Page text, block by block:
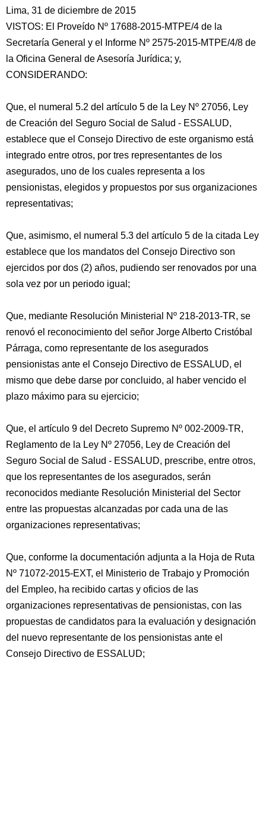
Lima, 31 de diciembre de 2015
VISTOS: El Proveído Nº 17688-2015-MTPE/4 de la
Secretaría General y el Informe Nº 2575-2015-MTPE/4/8 de
la Oficina General de Asesoría Jurídica; y,
CONSIDERANDO:
Que, el numeral 5.2 del artículo 5 de la Ley Nº 27056, Ley
de Creación del Seguro Social de Salud - ESSALUD,
establece que el Consejo Directivo de este organismo está
integrado entre otros, por tres representantes de los
asegurados, uno de los cuales representa a los
pensionistas, elegidos y propuestos por sus organizaciones
representativas;
Que, asimismo, el numeral 5.3 del artículo 5 de la citada Ley
establece que los mandatos del Consejo Directivo son
ejercidos por dos (2) años, pudiendo ser renovados por una
sola vez por un periodo igual;
Que, mediante Resolución Ministerial Nº 218-2013-TR, se
renovó el reconocimiento del señor Jorge Alberto Cristóbal
Párraga, como representante de los asegurados
pensionistas ante el Consejo Directivo de ESSALUD, el
mismo que debe darse por concluido, al haber vencido el
plazo máximo para su ejercicio;
Que, el artículo 9 del Decreto Supremo Nº 002-2009-TR,
Reglamento de la Ley Nº 27056, Ley de Creación del
Seguro Social de Salud - ESSALUD, prescribe, entre otros,
que los representantes de los asegurados, serán
reconocidos mediante Resolución Ministerial del Sector
entre las propuestas alcanzadas por cada una de las
organizaciones representativas;
Que, conforme la documentación adjunta a la Hoja de Ruta
Nº 71072-2015-EXT, el Ministerio de Trabajo y Promoción
del Empleo, ha recibido cartas y oficios de las
organizaciones representativas de pensionistas, con las
propuestas de candidatos para la evaluación y designación
del nuevo representante de los pensionistas ante el
Consejo Directivo de ESSALUD;